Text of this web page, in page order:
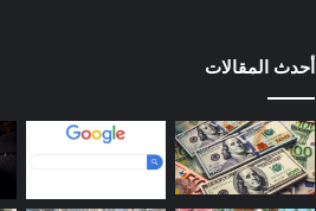
أحدث المقالات